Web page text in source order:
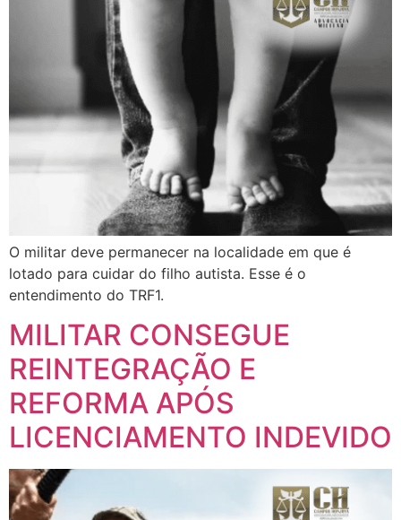
O militar deve permanecer na localidade em que é
lotado para cuidar do filho autista. Esse é o
entendimento do TRF1.
MILITAR CONSEGUE
REINTEGRAÇÃO E
REFORMA APÓS
LICENCIAMENTO INDEVIDO